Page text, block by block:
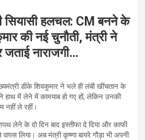
सियासी हलचल: CM बनने के
की नई चुनौती, मंत्री ने
नाराजगी…
डीके शिवकुमार ने भले ही लंबी खींचतान के
हाथ में लेने में कामयाब हो गए हों, लेकिन उनकी
नहीं ले रहीं।
लेने के दो दिन बाद इस्तीफा दे दिया और काफी
लिया। अब मंत्री कृष्णा बायरे गौड़ा भी अपनी